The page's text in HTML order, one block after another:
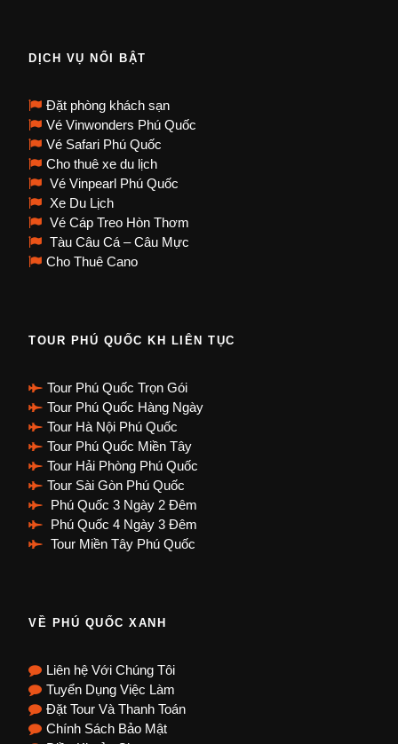
DỊCH VỤ NỔI BẬT
Đặt phòng khách sạn
Vé Vinwonders Phú Quốc
Vé Safari Phú Quốc
Cho thuê xe du lịch
Vé Vinpearl Phú Quốc
Xe Du Lịch
Vé Cáp Treo Hòn Thơm
Tàu Câu Cá – Câu Mực
Cho Thuê Cano
TOUR PHÚ QUỐC KH LIÊN TỤC
Tour Phú Quốc Trọn Gói
Tour Phú Quốc Hàng Ngày
Tour Hà Nội Phú Quốc
Tour Phú Quốc Miền Tây
Tour Hải Phòng Phú Quốc
Tour Sài Gòn Phú Quốc
Phú Quốc 3 Ngày 2 Đêm
Phú Quốc 4 Ngày 3 Đêm
Tour Miền Tây Phú Quốc
VỀ PHÚ QUỐC XANH
Liên hệ Với Chúng Tôi
Tuyển Dụng Việc Làm
Đặt Tour Và Thanh Toán
Chính Sách Bảo Mật